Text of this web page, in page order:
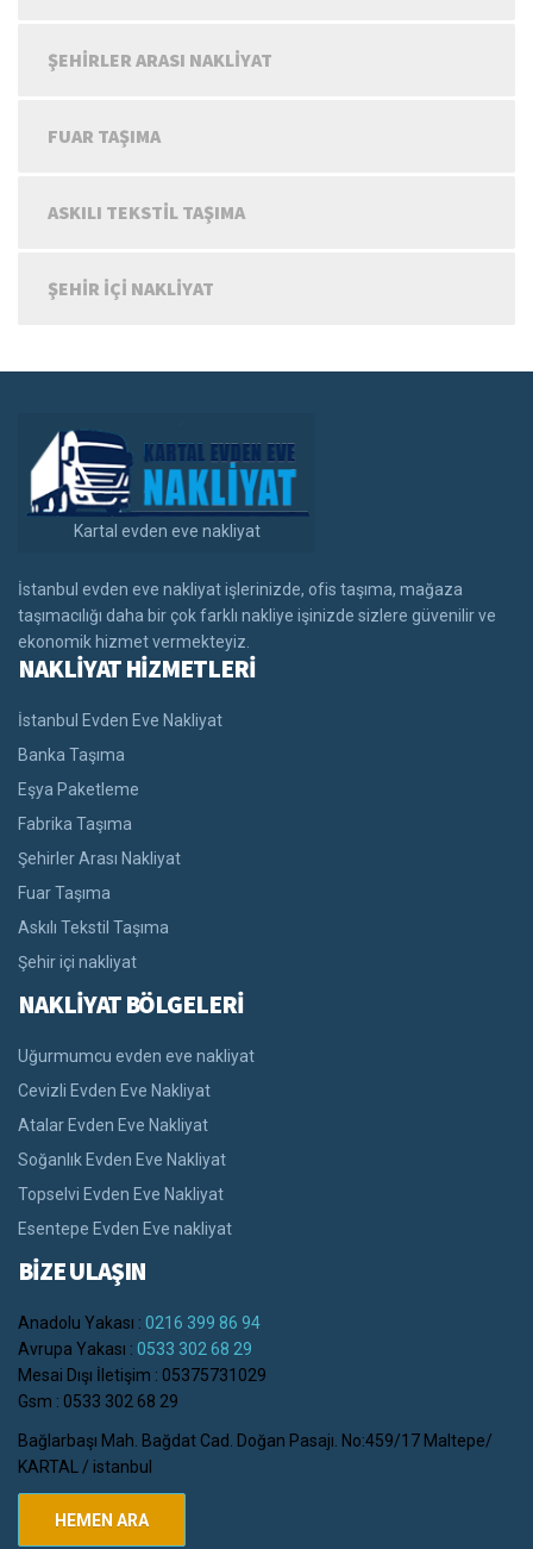
ŞEHIRLER ARASI NAKLIYAT
FUAR TAŞIMA
ASKILI TEKSTIL TAŞIMA
ŞEHIR IÇI NAKLIYAT
Kartal evden eve nakliyat
İstanbul evden eve nakliyat işlerinizde, ofis taşıma, mağaza
taşımacılığı daha bir çok farklı nakliye işinizde sizlere güvenilir ve
ekonomik hizmet vermekteyiz.
NAKLİYAT HİZMETLERİ
İstanbul Evden Eve Nakliyat
Banka Taşıma
Eşya Paketleme
Fabrika Taşıma
Şehirler Arası Nakliyat
Fuar Taşıma
Askılı Tekstil Taşıma
Şehir içi nakliyat
NAKLİYAT BÖLGELERİ
Uğurmumcu evden eve nakliyat
Cevizli Evden Eve Nakliyat
Atalar Evden Eve Nakliyat
Soğanlık Evden Eve Nakliyat
Topselvi Evden Eve Nakliyat
Esentepe Evden Eve nakliyat
BİZE ULAŞIN
Anadolu Yakası : 0216 399 86 94
Avrupa Yakası : 0533 302 68 29
Mesai Dışı İletişim : 05375731029
Gsm : 0533 302 68 29
Bağlarbaşı Mah. Bağdat Cad. Doğan Pasajı. No:459/17 Maltepe/
KARTAL / istanbul
HEMEN ARA